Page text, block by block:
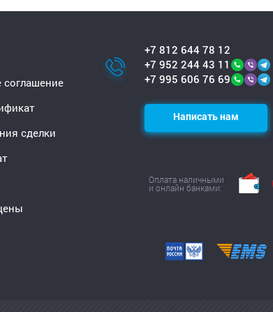
соглашение
сделки
+7 812 644 78 12
+7 952 244 43 11
+7 995 606 76 69
Написать нам
Оплата наличными
и онлайн банками: